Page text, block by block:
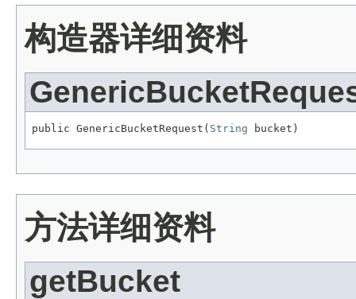
构造器详细资料
public GenericBucketRequest( String bucket)
方法详细资料
getBucket